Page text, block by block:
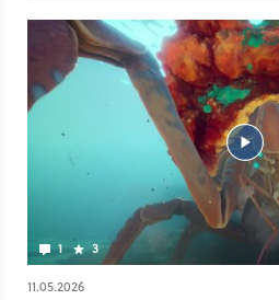
unserem kritischen Test ausführlich
erstmalig auch ein Koop-Modus. In
euch sieben Minuten von unserer
Multiplayer-Session, während der wir
erlebt, Labore und Wracks erforscht
ausgewichen sind. Mal mit mehr und
Erfolg. Subnautica 2 ist am 14. Mai
Store und auf der Xbox Series X|S
gestartet. Über Veröffentlichungen
Nintendo Switch 2 ist aktuell noch
Access soll mindestens zwei Jahre
1 3
11.05.2026